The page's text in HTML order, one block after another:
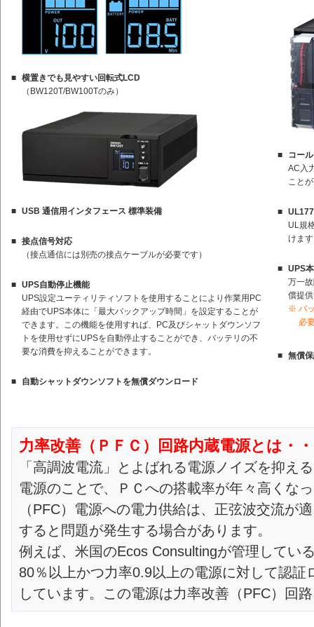
■ 横置きでも見やすい回転式LCD
（BW120T/BW100Tのみ）
■ USB 通信用インタフェース 標準装備
■ 接点信号対応
（接点通信には別売の接点ケーブルが必要です）
■ UPS自動停止機能
UPS設定ユーティリティソフトを使用することにより作業用PC
経由でUPS本体に「最大バックアップ時間」を設定することが
できます。この機能を使用すれば、PC及びシャットダウンソフ
トを使用せずにUPSを自動停止することができ、バッテリの不
要な消費を抑えることができます。
■ 自動シャットダウンソフトを無償ダウンロード
■
コー
AC入
こと
■
UL規
けま
■ UPS
万一
償提
※ バ
必
■ 無償
力率改善（ＰＦＣ）回路内蔵電源とは・
「高調波電流」とよばれる電源ノイズを抑え
電源のことで、ＰＣへの搭載率が年々高くな
（PFC）電源への電力供給は、正弦波交流が
すると問題が発生する場合があります。
例えば、米国のEcos Consultingが管理してい
80％以上かつ力率0.9以上の電源に対して認
しています。この電源は力率改善（PFC）回